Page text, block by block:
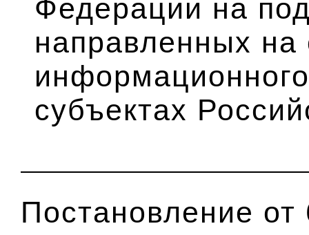
Федерации на
направленных на
субъектах
Постановление